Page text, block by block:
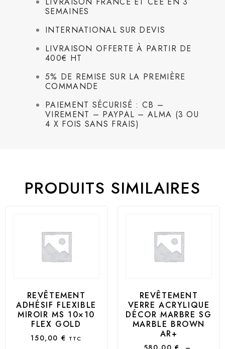
SEMAINES
INTERNATIONAL SUR DEVIS
LIVRAISON OFFERTE À PARTIR DE
400€ HT
5% DE REMISE SUR LA PREMIÈRE
COMMANDE
PAIEMENT SÉCURISÉ : CB –
VIREMENT – PAYPAL – ALMA (3 OU
4 X FOIS SANS FRAIS)
PRODUITS SIMILAIRES
REVÊTEMENT
ADHÉSIF FLEXIBLE
MIROIR MS 10×10
FLEX GOLD
150,00 € TTC
REVÊTEMENT
VERRE ACRYLIQUE
DÉCOR MARBRE SG
MARBLE BROWN
AR+